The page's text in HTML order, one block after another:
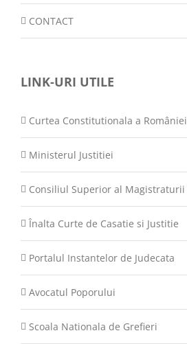
CONTACT
LINK-URI UTILE
Curtea Constitutionala a României
Ministerul Justitiei
Consiliul Superior al Magistraturii
Înalta Curte de Casatie si Justitie
Portalul Instantelor de Judecata
Avocatul Poporului
Scoala Nationala de Grefieri